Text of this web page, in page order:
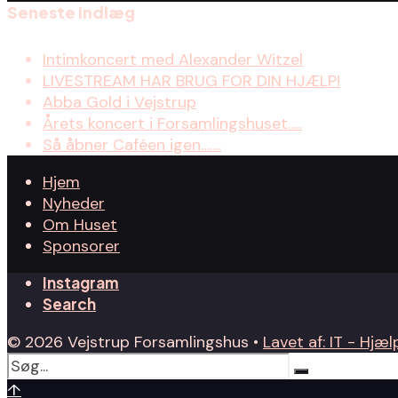
Seneste indlæg
Intimkoncert med Alexander Witzel
LIVESTREAM HAR BRUG FOR DIN HJÆLP!
Abba Gold i Vejstrup
Årets koncert i Forsamlingshuset…..
Så åbner Caféen igen…….
Hjem
Nyheder
Om Huset
Sponsorer
Instagram
Search
© 2026 Vejstrup Forsamlingshus • Lavet af: IT -
↑